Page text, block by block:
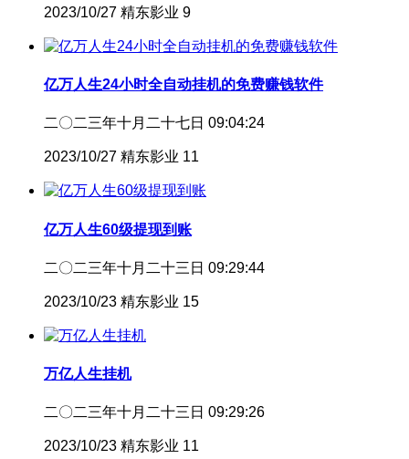
2023/10/27 精东影业 9
亿万人生24小时全自动挂机的免费赚钱软件
二〇二三年十月二十七日 09:04:24
2023/10/27 精东影业 11
亿万人生60级提现到账
二〇二三年十月二十三日 09:29:44
2023/10/23 精东影业 15
万亿人生挂机
二〇二三年十月二十三日 09:29:26
2023/10/23 精东影业 11